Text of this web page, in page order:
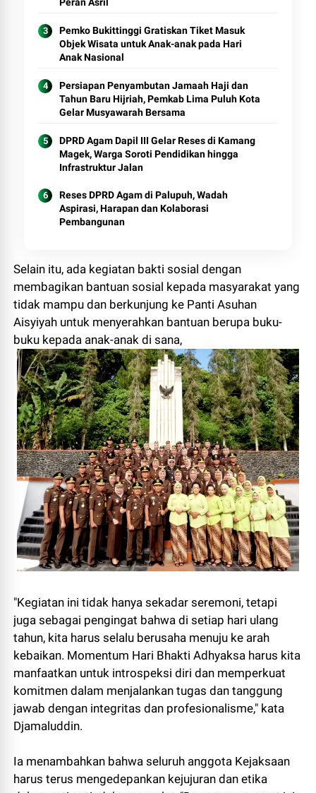
Pemko Bukittinggi Gratiskan Tiket Masuk
Objek Wisata untuk Anak-anak pada Hari
Anak Nasional
Persiapan Penyambutan Jamaah Haji dan
Tahun Baru Hijriah, Pemkab Lima Puluh Kota
Gelar Musyawarah Bersama
DPRD Agam Dapil III Gelar Reses di Kamang
Magek, Warga Soroti Pendidikan hingga
Infrastruktur Jalan
Reses DPRD Agam di Palupuh, Wadah
Aspirasi, Harapan dan Kolaborasi
Pembangunan
Selain itu, ada kegiatan bakti sosial dengan
membagikan bantuan sosial kepada masyarakat yang
tidak mampu dan berkunjung ke Panti Asuhan
Aisyiyah untuk menyerahkan bantuan berupa buku-
buku kepada anak-anak di sana,
"Kegiatan ini tidak hanya sekadar seremoni, tetapi
juga sebagai pengingat bahwa di setiap hari ulang
tahun, kita harus selalu berusaha menuju ke arah
kebaikan. Momentum Hari Bhakti Adhyaksa harus kita
manfaatkan untuk introspeksi diri dan memperkuat
komitmen dalam menjalankan tugas dan tanggung
jawab dengan integritas dan profesionalisme," kata
Djamaluddin.
Ia menambahkan bahwa seluruh anggota Kejaksaan
harus terus mengedepankan kejujuran dan etika